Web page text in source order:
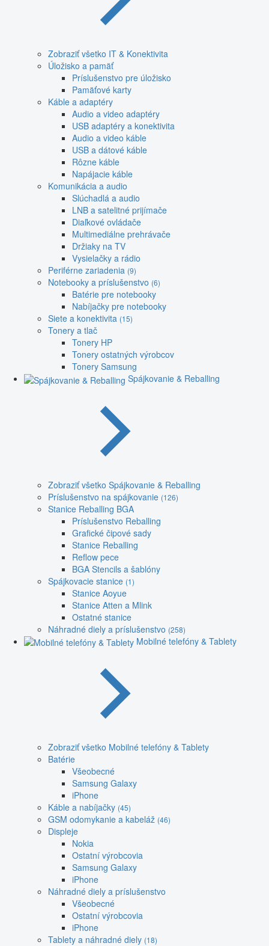
Zobraziť všetko IT & Konektivita
Úložisko a pamäť
Príslušenstvo pre úložisko
Pamäťové karty
Káble a adaptéry
Audio a video adaptéry
USB adaptéry a konektivita
Audio a video káble
USB a dátové káble
Rôzne káble
Napájacie káble
Komunikácia a audio
Slúchadlá a audio
LNB a satelitné prijímače
Diaľkové ovládače
Multimediálne prehrávače
Držiaky na TV
Vysielačky a rádio
Periférne zariadenia (9)
Notebooky a príslušenstvo (6)
Batérie pre notebooky
Nabíjačky pre notebooky
Siete a konektivita (15)
Tonery a tlač
Tonery HP
Tonery ostatných výrobcov
Tonery Samsung
Spájkovanie & Reballing
Zobraziť všetko Spájkovanie & Reballing
Príslušenstvo na spájkovanie (126)
Stanice Reballing BGA
Príslušenstvo Reballing
Grafické čipové sady
Stanice Reballing
Reflow pece
BGA Stencils a šablóny
Spájkovacie stanice (1)
Stanice Aoyue
Stanice Atten a Mlink
Ostatné stanice
Náhradné diely a príslušenstvo (258)
Mobilné telefóny & Tablety
Zobraziť všetko Mobilné telefóny & Tablety
Batérie
Všeobecné
Samsung Galaxy
iPhone
Káble a nabíjačky (45)
GSM odomykanie a kabeláž (46)
Displeje
Nokia
Ostatní výrobcovia
Samsung Galaxy
iPhone
Náhradné diely a príslušenstvo
Všeobecné
Ostatní výrobcovia
iPhone
Tablety a náhradné diely (18)